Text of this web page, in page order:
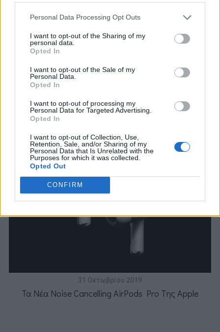
Personal Data Processing Opt Outs
I want to opt-out of the Sharing of my
personal data.
Opted In
I want to opt-out of the Sale of my
Personal Data.
Opted In
I want to opt-out of processing my
Personal Data for Targeted Advertising.
Opted In
I want to opt-out of Collection, Use,
Retention, Sale, and/or Sharing of my
Personal Data that Is Unrelated with the
Purposes for which it was collected.
Opted Out
CONFIRM
You may also like
31 Οκτωβρίου 2019
Τα Νέα Noise Cancelling AirPods Pro Της Apple